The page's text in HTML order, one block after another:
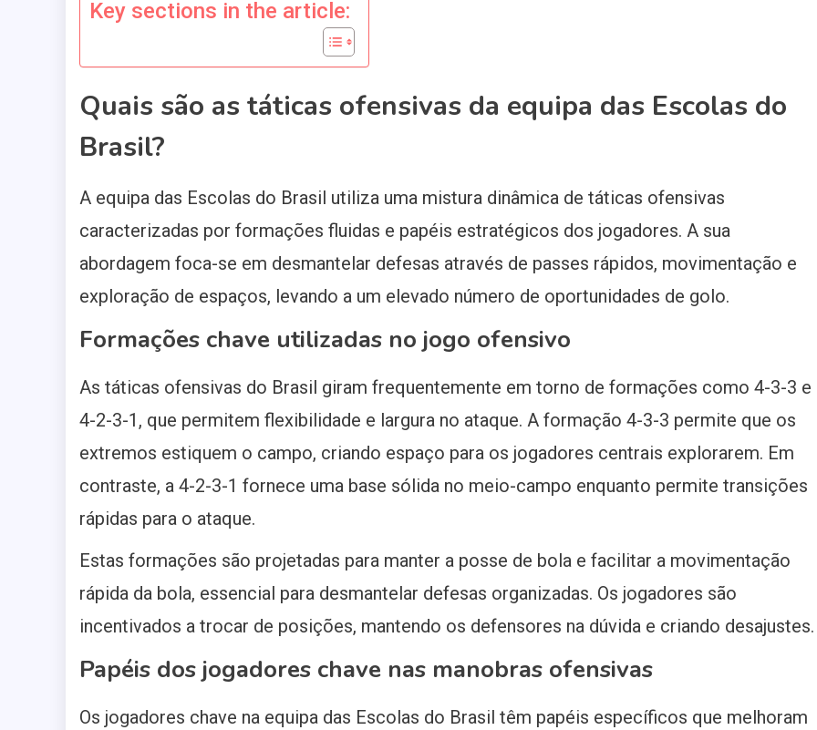
Key sections in the article:
Quais são as táticas ofensivas da equipa das Escolas do
Brasil?
A equipa das Escolas do Brasil utiliza uma mistura dinâmica de táticas ofensivas
caracterizadas por formações fluidas e papéis estratégicos dos jogadores. A sua
abordagem foca-se em desmantelar defesas através de passes rápidos, movimentação e
exploração de espaços, levando a um elevado número de oportunidades de golo.
Formações chave utilizadas no jogo ofensivo
As táticas ofensivas do Brasil giram frequentemente em torno de formações como 4-3-3 e
4-2-3-1, que permitem flexibilidade e largura no ataque. A formação 4-3-3 permite que os
extremos estiquem o campo, criando espaço para os jogadores centrais explorarem. Em
contraste, a 4-2-3-1 fornece uma base sólida no meio-campo enquanto permite transições
rápidas para o ataque.
Estas formações são projetadas para manter a posse de bola e facilitar a movimentação
rápida da bola, essencial para desmantelar defesas organizadas. Os jogadores são
incentivados a trocar de posições, mantendo os defensores na dúvida e criando desajustes.
Papéis dos jogadores chave nas manobras ofensivas
Os jogadores chave na equipa das Escolas do Brasil têm papéis específicos que melhoram